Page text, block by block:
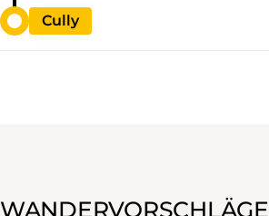
Cully
WANDERVORSCHLÄGE